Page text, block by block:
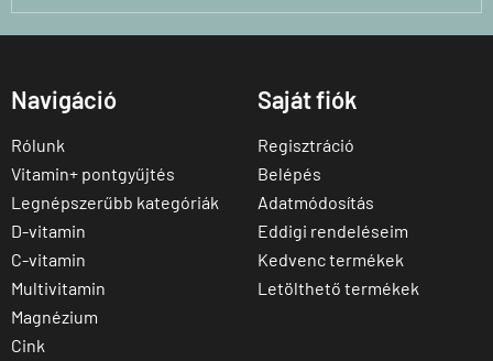
Navigáció
Rólunk
Vitamin+ pontgyűjtés
Legnépszerűbb kategóriák
D-vitamin
C-vitamin
Multivitamin
Magnézium
Cink
Saját fiók
Regisztráció
Belépés
Adatmódosítás
Eddigi rendeléseim
Kedvenc termékek
Letölthető termékek